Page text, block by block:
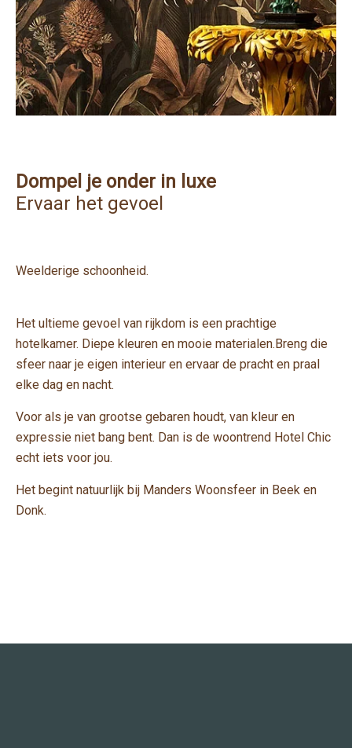
Dompel je onder in luxe
Ervaar het gevoel
Weelderige schoonheid.
Het ultieme gevoel van rijkdom is een prachtige
hotelkamer. Diepe kleuren en mooie materialen.Breng die
sfeer naar je eigen interieur en ervaar de pracht en praal
elke dag en nacht.
Voor als je van grootse gebaren houdt, van kleur en
expressie niet bang bent. Dan is de woontrend Hotel Chic
echt iets voor jou.
Het begint natuurlijk bij Manders Woonsfeer in Beek en
Donk.